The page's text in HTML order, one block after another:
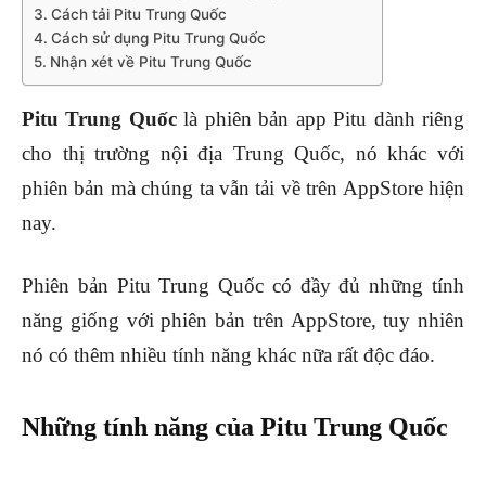
Cách tải Pitu Trung Quốc
Cách sử dụng Pitu Trung Quốc
Nhận xét về Pitu Trung Quốc
Pitu Trung Quốclà phiên bản app Pitu dành riêng
cho thị trường nội địa Trung Quốc, nó khác với
phiên bản mà chúng ta vẫn tải về trên AppStore hiện
nay.
Phiên bản Pitu Trung Quốc có đầy đủ những tính
năng giống với phiên bản trên AppStore, tuy nhiên
nó có thêm nhiều tính năng khác nữa rất độc đáo.
Những tính năng của Pitu Trung Quốc